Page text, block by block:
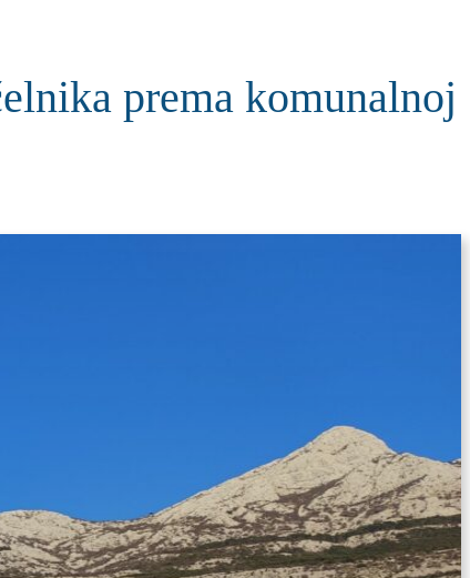
prema komunalnoj